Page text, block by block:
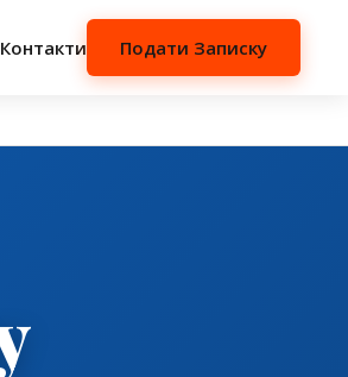
Контакти Подати Записку